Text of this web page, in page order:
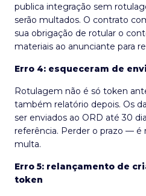
publica integração sem
serão multados. O contrato
sua obrigação de rotular o
materiais ao anunciante para
Erro 4: esqueceram de
Rotulagem não é só token
também relatório depois. Os
ser enviados ao ORD até 30
referência. Perder o prazo —
multa.
Erro 5: relançamento de
token